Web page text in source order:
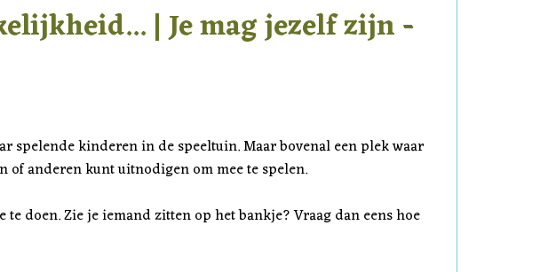
| Je mag jezelf zijn -
spelende kinderen in de speeltuin. Maar bovenal een plek waar
anderen kunt uitnodigen om mee te spelen.
doen. Zie je iemand zitten op het bankje? Vraag dan eens hoe